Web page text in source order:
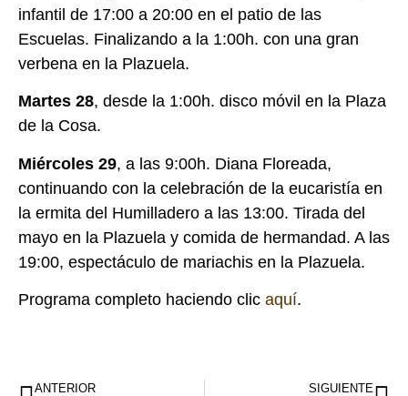
infantil de 17:00 a 20:00 en el patio de las
Escuelas. Finalizando a la 1:00h. con una gran
verbena en la Plazuela.
Martes 28, desde la 1:00h. disco móvil en la Plaza
de la Cosa.
Miércoles 29, a las 9:00h. Diana Floreada,
continuando con la celebración de la eucaristía en
la ermita del Humilladero a las 13:00. Tirada del
mayo en la Plazuela y comida de hermandad. A las
19:00, espectáculo de mariachis en la Plazuela.
Programa completo haciendo clic aquí.
ANTERIOR SIGUIENTE